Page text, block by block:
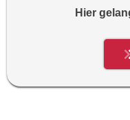
Hier